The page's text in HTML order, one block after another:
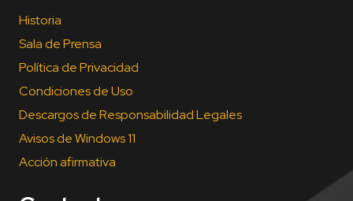
Historia
Sala de Prensa
Política de Privacidad
Condiciones de Uso
Descargos de Responsabilidad Legales
Avisos de Windows 11
Acción afirmativa